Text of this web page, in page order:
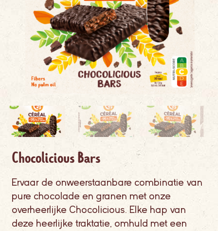
Chocolicious Bars
Ervaar de onweerstaanbare combinatie van
pure chocolade en granen met onze
overheerlijke Chocolicious. Elke hap van
deze heerlijke traktatie, omhuld met een